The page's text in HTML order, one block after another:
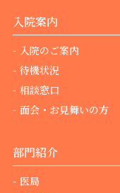
入院案内
入院のご案内
待機状況
相談窓口
面会・お見舞いの方
部門紹介
医局